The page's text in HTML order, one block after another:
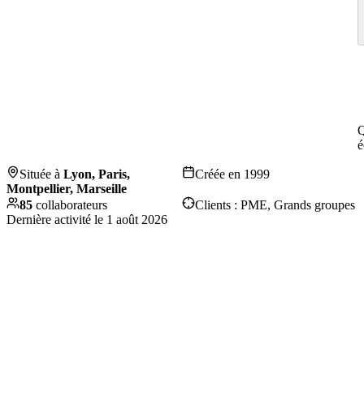
Située à Lyon, Paris,
Montpellier, Marseille
Créée en 1999
85 collaborateurs Clients : PME, Grands groupes
Dernière activité le 1 août 2026